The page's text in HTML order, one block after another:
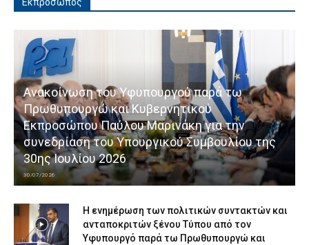
Ανακοίνωση του Υφυπουργού παρά τω
Πρωθυπουργώ και Κυβερνητικού
Εκπροσώπου Παύλου Μαρινάκη για την
συνεδρίαση του Υπουργικού Συμβουλίου της
30ης Ιουλίου 2026
30/07/2026
Η ενημέρωση των πολιτικών συντακτών και
ανταποκριτών ξένου Τύπου από τον
Υφυπουργό παρά τω Πρωθυπουργώ και